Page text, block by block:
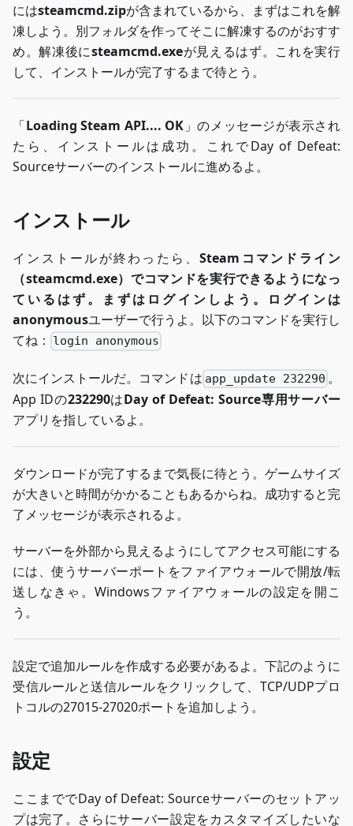
にはsteamcmd.zipが含まれているから、まずはこれを解
凍しよう。別フォルダを作ってそこに解凍するのがおすす
め。解凍後にsteamcmd.exeが見えるはず。これを実行
して、インストールが完了するまで待とう。
「Loading Steam API.... OK」のメッセージが表示され
たら、インストールは成功。これでDay of Defeat:
Sourceサーバーのインストールに進めるよ。
インストール
インストールが終わったら、Steamコマンドライン
（steamcmd.exe） でコマンドを実行できるようになっ
ているはず。まずはログインしよう。ログインは
anonymousユーザーで行うよ。以下のコマンドを実行し
てね：
login anonymous
次にインストールだ。コマンドは app_update 232290 。
App IDの232290はDay of Defeat: Source専用サーバー
アプリを指しているよ。
ダウンロードが完了するまで気長に待とう。ゲームサイズ
が大きいと時間がかかることもあるからね。成功すると完
了メッセージが表示されるよ。
サーバーを外部から見えるようにしてアクセス可能にする
には、使うサーバーポートをファイアウォールで開放/転
送しなきゃ。Windowsファイアウォールの設定を開こ
う。
設定で追加ルールを作成する必要があるよ。下記のように
受信ルールと送信ルールをクリックして、TCP/UDPプロ
トコルの27015-27020ポートを追加しよう。
設定
ここまででDay of Defeat: Sourceサーバーのセットアッ
プは完了。さらにサーバー設定をカスタマイズしたいな